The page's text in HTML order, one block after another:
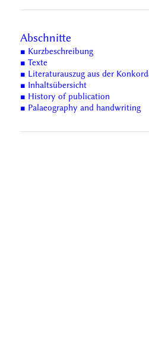
Abschnitte
■ Kurzbeschreibung
■ Texte
■ Literaturauszug aus der
■ Inhaltsübersicht
■ History of publication
■ Palaeography and handwriting